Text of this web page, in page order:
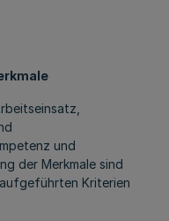
und
der Merkmale sind
aufgeführten Kriterien